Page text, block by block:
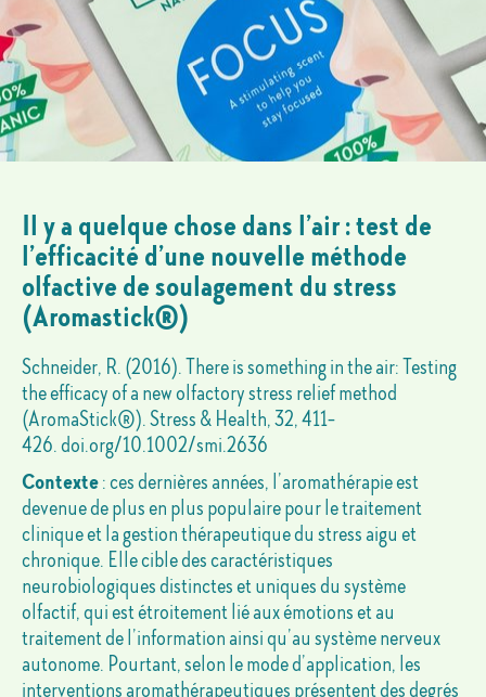
Il y a quelque chose dans l’air : test de
l’efficacité d’une nouvelle méthode
olfactive de soulagement du stress
(Aromastick®)
Schneider, R. (2016). There is something in the air: Testing
the efficacy of a new olfactory stress relief method
(AromaStick®). Stress & Health, 32, 411-
426.doi.org/10.1002/smi.2636
Contexte: ces dernières années, l’aromathérapie est
devenue de plus en plus populaire pour le traitement
clinique et la gestion thérapeutique du stress aigu et
chronique. Elle cible des caractéristiques
neurobiologiques distinctes et uniques du système
olfactif, qui est étroitement lié aux émotions et au
traitement de l’information ainsi qu’au système nerveux
autonome. Pourtant, selon le mode d’application, les
interventions aromathérapeutiques présentent des degrés